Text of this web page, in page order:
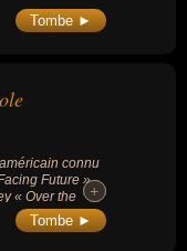
Tombe ►
connu
Future »
« Over the
World » joué au
de nombreux
+
+
Tombe ►